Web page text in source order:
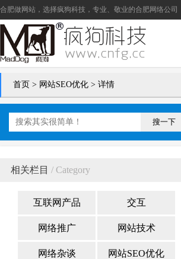
合肥做网站 ，选择疯狗科技，专业、敬业的合肥网络公司
首页 > 网站SEO优化 > 详情
搜一下
相关栏目 / Category
互联网产品 交互
网络推广 网站技术
网络杂谈 网站SEO优化